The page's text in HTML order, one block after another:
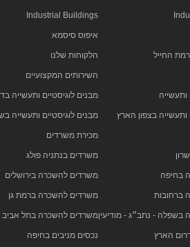
Industrial Buildings
איפוס סיסמא
החייל הלקוחות שלנו
השירותים המקצועיים
ותעשייה מבנים לוגיסטיים ותעשייה
ותעשייה בצפון הארץ מבנים לוגיסטיים ותעשייה
מכירת משרדים
משרדים בנתניה פולג
בחיפה משרדים להשכרה בירושלים
ברחובות משרדים להשכרה ברמת גן
- נתב״ג - מודיעיןמשרדים להשכרה בתל אביב
הארץ נכסים מניבים בחיפה